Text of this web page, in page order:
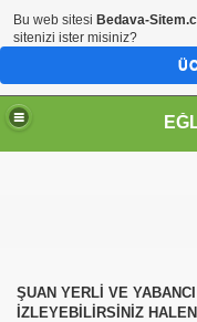
ŞUAN YERLİ VE
İZLEYEBİLİRSİNİZ
Bu web sitesi Bedava-
sitenizi ister misiniz?